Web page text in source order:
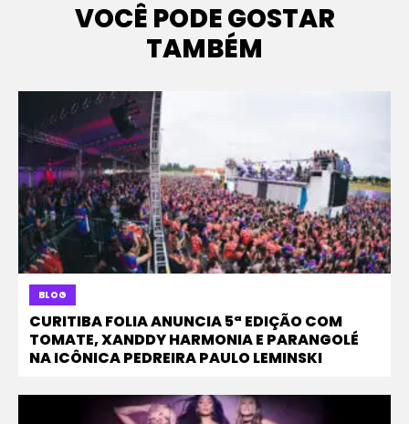
VOCÊ PODE GOSTAR
TAMBÉM
BLOG
CURITIBA FOLIA ANUNCIA 5ª EDIÇÃO COM
TOMATE, XANDDY HARMONIA E PARANGOLÉ
NA ICÔNICA PEDREIRA PAULO LEMINSKI